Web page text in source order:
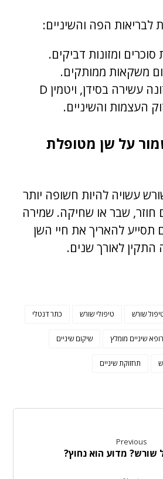
לבריאות הפה והשיניים:
ומזונות דביקים.
משקאות ממותקים.
הקפידו על תזונה עשירה בסידן, ויטמין D
העצמות והשיניים.
על שן מטופלת
עשויה להיות חשופה יותר
חוזר, שבר או שחיקה. שמירה
תסייע להאריך את חיי השן
לאורך שנים.
שורש טיפולי שורש כתר דנטלי
רופא שיניים מומלץ שיקום שיניים
תחזוקת שיניים
Previous
שורש? מדוע הוא נחוץ?